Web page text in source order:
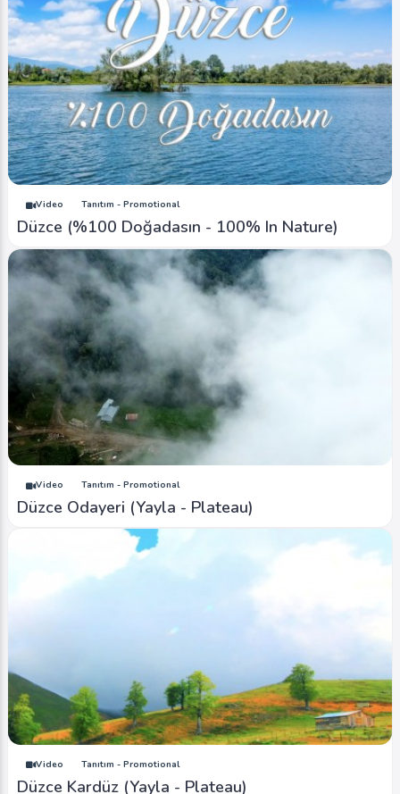
Image Yaylalar - Plateaus
Düzce Ormanları Mantarlar 1
Ahmet Bozdemir 0 5288 0
Video Tanıtım - Promotional
Düzce (%100 Doğadasın - 100% In Nature)
Video Tanıtım - Promotional
Düzce Odayeri (Yayla - Plateau)
Video Tanıtım - Promotional
Düzce Kardüz (Yayla - Plateau)